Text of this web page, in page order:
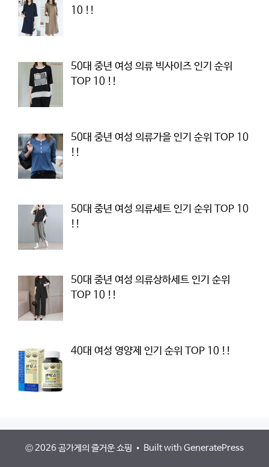
10 !!
50대 중년 여성 의류 빅사이즈 인기 순위
TOP 10 !!
50대 중년 여성 의류가을 인기 순위 TOP 10
!!
50대 중년 여성 의류세트 인기 순위 TOP 10
!!
50대 중년 여성 의류상하세트 인기 순위
TOP 10 !!
40대 여성 영양제 인기 순위 TOP 10 !!
© 2026 곰가게의 즐거운 쇼핑 • Built with GeneratePress